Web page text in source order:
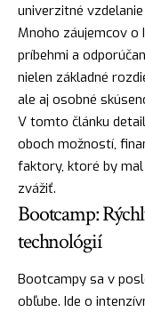
univerzitné
Mnoho záujemcov
príbehmi a
nielen základné
ale aj osobné
V tomto článku
oboch možností,
faktory, ktoré by
zvážiť.
Bootcamp:
technológií
Bootcampy sa v
obľube. Ide o